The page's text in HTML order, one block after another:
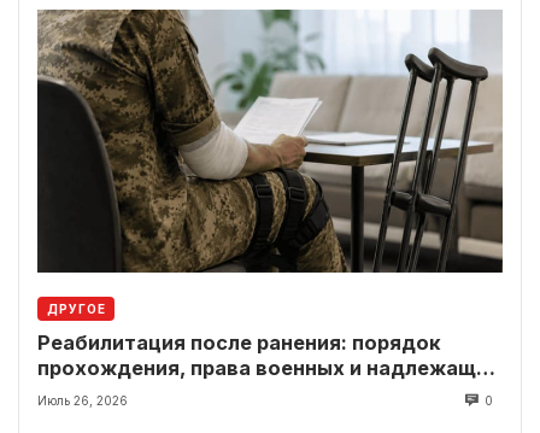
ДРУГОЕ
Реабилитация после ранения: порядок
прохождения, права военных и надлежащие
выплаты
Июль 26, 2026 0